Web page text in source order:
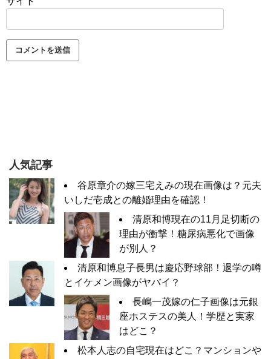
人気記事
谷原章介の嫁三宅えみの現在画像は？元夫
いしだ壱成との離婚理由を確認！
清原和博現在の11月足切断の
理由が衝撃！糖尿病悪化で画像
が別人？
清原和博息子長男は慶応野球部！退学の噂
とイケメン画像がヤバイ？
長嶋一茂嫁の仁子画像は元銀
座ホステスの美人！学歴と実家
はどこ？
松本人志の自宅現在はどこ？マンションや